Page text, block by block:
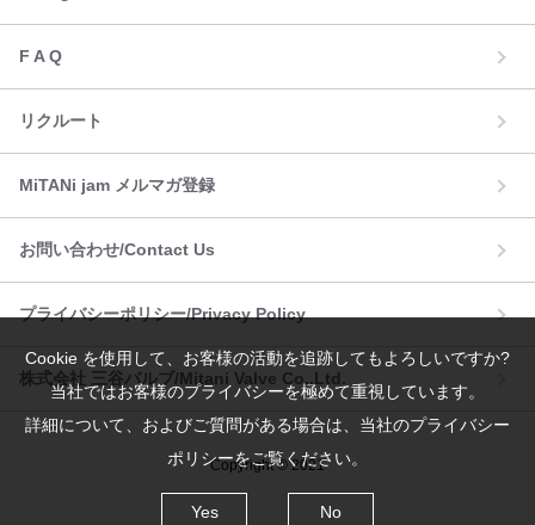
F A Q
リクルート
MiTANi jam メルマガ登録
お問い合わせ/Contact Us
プライバシーポリシー/Privacy Policy
株式会社 三谷バルブ/Mitani Valve Co.,Ltd.
Copyright © 2021
Cookie を使用して、お客様の活動を追跡してもよろしいですか?
当社ではお客様のプライバシーを極めて重視しています。
詳細について、およびご質問がある場合は、当社のプライバシー
ポリシーをご覧ください。
Yes No